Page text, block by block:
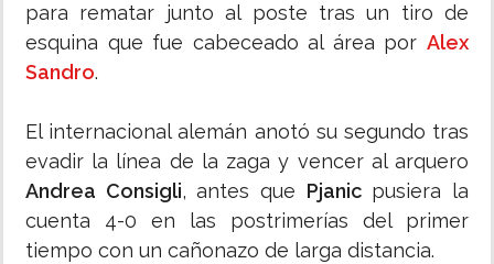
para rematar junto al poste tras un tiro de
esquina que fue cabeceado al área por Alex
Sandro.
El internacional alemán anotó su segundo tras
evadir la línea de la zaga y vencer al arquero
Andrea Consigli, antes que Pjanicpusiera la
cuenta 4-0 en las postrimerías del primer
tiempo con un cañonazo de larga distancia.